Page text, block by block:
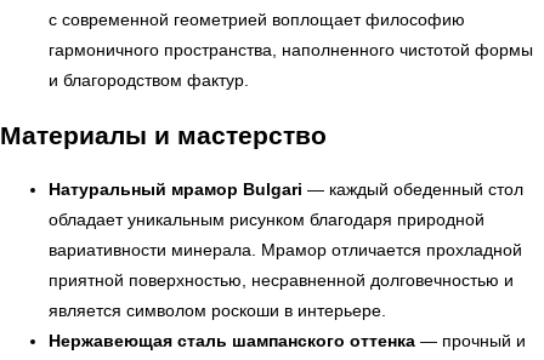
с современной геометрией воплощает философию
гармоничного пространства, наполненного чистотой формы
и благородством фактур.
Материалы и мастерство
Натуральный мрамор Bulgari — каждый обеденный стол
обладает уникальным рисунком благодаря природной
вариативности минерала. Мрамор отличается прохладной
приятной поверхностью, несравненной долговечностью и
является символом роскоши в интерьере.
Нержавеющая сталь шампанского оттенка — прочный и
← Вернуться на предыдущую страницу